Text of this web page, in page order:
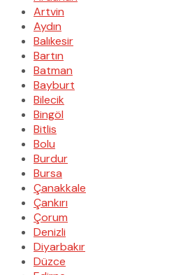
Artvin
Aydın
Balıkesir
Bartın
Batman
Bayburt
Bilecik
Bingöl
Bitlis
Bolu
Burdur
Bursa
Çanakkale
Çankırı
Çorum
Denizli
Diyarbakır
Düzce